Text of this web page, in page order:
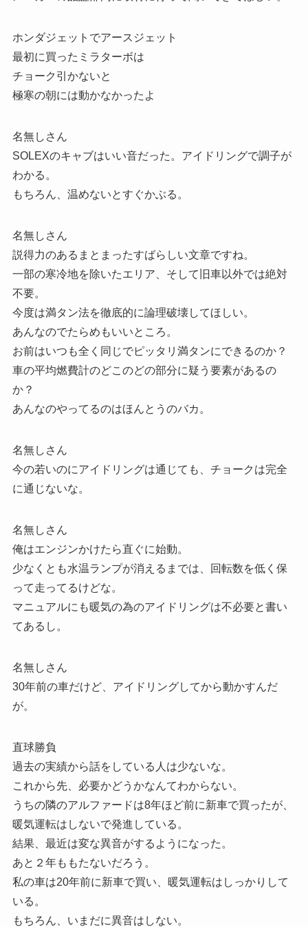
ホンダジェットでアースジェット
最初に買ったミラターボは
チョーク引かないと
極寒の朝には動かなかったよ
名無しさん
SOLEXのキャブはいい音だった。アイドリングで調子が
わかる。
もちろん、温めないとすぐかぶる。
名無しさん
説得力のあるまとまったすばらしい文章ですね。
一部の寒冷地を除いたエリア、そして旧車以外では絶対
不要。
今度は満タン法を徹底的に論理破壊してほしい。
あんなのでたらめもいいところ。
お前はいつも全く同じでピッタリ満タンにできるのか？
車の平均燃費計のどこのどの部分に疑う要素があるの
か？
あんなのやってるのはほんとうのバカ。
名無しさん
今の若いのにアイドリングは通じても、チョークは完全
に通じないな。
名無しさん
俺はエンジンかけたら直ぐに始動。
少なくとも水温ランプが消えるまでは、回転数を低く保
って走ってるけどな。
マニュアルにも暖気の為のアイドリングは不必要と書い
てあるし。
名無しさん
30年前の車だけど、アイドリングしてから動かすんだ
が。
直球勝負
過去の実績から話をしている人は少ないな。
これから先、必要かどうかなんてわからない。
うちの隣のアルファードは8年ほど前に新車で買ったが、
暖気運転はしないで発進している。
結果、最近は変な異音がするようになった。
あと２年ももたないだろう。
私の車は20年前に新車で買い、暖気運転はしっかりして
いる。
もちろん、いまだに異音はしない。